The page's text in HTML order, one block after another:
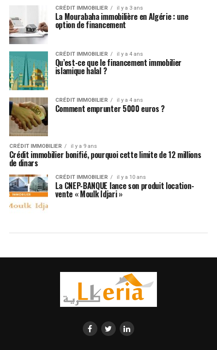
CRÉDIT IMMOBILIER il y a 3 ans
La Mourabaha immobilière en Algérie : une
option de financement
CRÉDIT IMMOBILIER il y a 4 ans
Qu’est-ce que le financement immobilier
islamique halal ?
CRÉDIT IMMOBILIER il y a 4 ans
Comment emprunter 5000 euros ?
CRÉDIT IMMOBILIER il y a 9 ans
Crédit immobilier bonifié, pourquoi cette limite de 12 millions
de dinars
CRÉDIT IMMOBILIER il y a 10 ans
La CNEP-BANQUE lance son produit location-
vente « Moulk Idjari »